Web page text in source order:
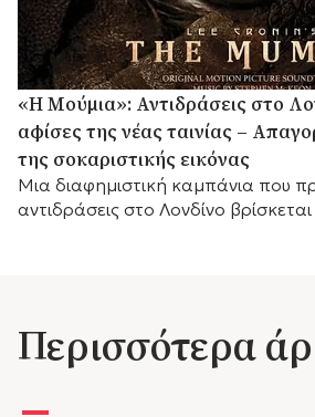
«Η Μούμια»: Αντιδράσεις στο
αφίσες της νέας ταινίας –
της σοκαριστικής εικόνας
Μια διαφημιστική καμπάνια που
αντιδράσεις στο Λονδίνο
Περισσότερα